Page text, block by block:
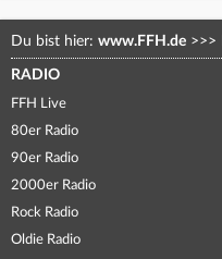
Du bist hier: www.FFH.de >>>
RADIO
FFH Live
80er Radio
90er Radio
2000er Radio
Rock Radio
Oldie Radio